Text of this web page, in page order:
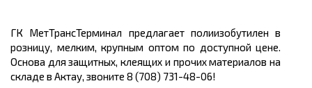
ГК МетТрансТерминал предлагает полиизобутилен в
розницу, мелким, крупным оптом по доступной цене.
Основа для защитных, клеящих и прочих материалов на
складе в Актау, звоните 8 (708) 731-48-06!